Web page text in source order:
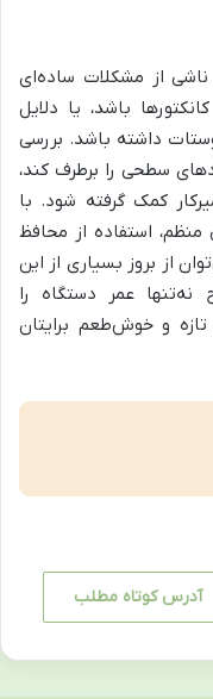
از مشکلات ساده‌ای
باشد، یا دلایل
داشته باشد. بررسی
سطحی را برطرف کند،
کمک گرفته شود. با
استفاده از محافظ
از بروز بسیاری از این
عمر دستگاه را
و خوش‌طعم برایتان
آدرس کوتاه مطلب